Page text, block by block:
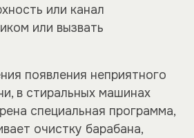
или канал
или вызвать
появления неприятного
в стиральных машинах
специальная программа,
очистку барабана,